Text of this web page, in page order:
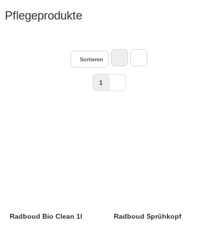
Pflegeprodukte
Sortieren
1
Radboud Bio Clean 1l Radboud Sprühkopf